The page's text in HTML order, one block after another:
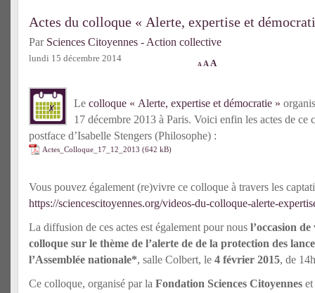
Actes du colloque « Alerte, expertise et
Par Sciences Citoyennes - Action collective
lundi 15 décembre 2014
A A A
Le colloque « Alerte, expertise et démocratie »
17 décembre 2013 à Paris. Voici enfin les actes de ce
postface d’Isabelle Stengers (Philosophe) :
Actes_Colloque_17_12_2013
Vous pouvez également (re)vivre ce colloque à travers les
https://sciencescitoyennes.org/videos-du-colloque-alerte-
La diffusion de ces actes est également pour nous l’occasion
colloque sur le thème de l’alerte de de la protection des
l’Assemblée nationale*, salle Colbert, le 4 février 2015, de
Ce colloque, organisé par la Fondation Sciences Citoyennes et